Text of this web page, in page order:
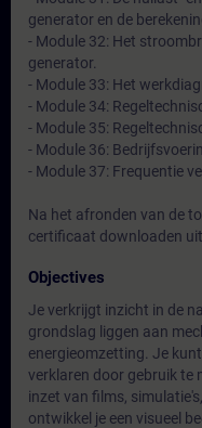
generator en de
- Module 32: Het
generator.
- Module 33: Het
- Module 34:
- Module 35:
- Module 36:
- Module 37: Frequentie
Na het afronden van de
certificaat downloaden uit
Objectives
Je verkrijgt inzicht in de
grondslag liggen aan
energieomzetting. Je
verklaren door gebruik te
inzet van films,
ontwikkel je een visueel